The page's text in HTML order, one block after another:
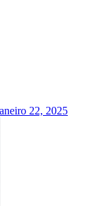
22, 2025